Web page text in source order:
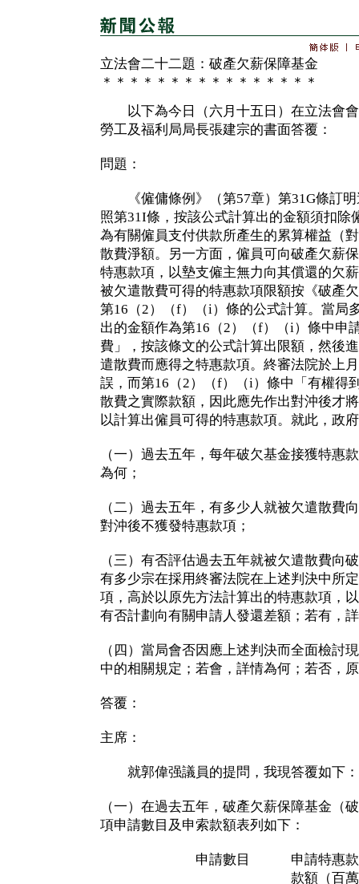
立法會二十二題：破產欠薪保障基金
＊＊＊＊＊＊＊＊＊＊＊＊＊＊＊＊
以下為今日（六月十五日）在立法會會
勞工及福利局局長張建宗的書面答覆：
問題：
《僱傭條例》（第57章）第31G條訂明
照第31I條，按該公式計算出的金額須扣除
為有關僱員支付供款所產生的累算權益（
散費淨額。另一方面，僱員可向破產欠薪
特惠款項，以墊支僱主無力向其償還的欠
被欠遣散費可得的特惠款項限額按《破產
第16（2）（f）（i）條的公式計算。當局
出的金額作為第16（2）（f）（i）條中申
費」，按該條文的公式計算出限額，然後
遣散費而應得之特惠款項。終審法院於上
誤，而第16（2）（f）（i）條中「有權得
散費之實際款額，因此應先作出對沖後才
以計算出僱員可得的特惠款項。就此，政
（一）過去五年，每年破欠基金接獲特惠
為何；
（二）過去五年，有多少人就被欠遣散費
對沖後不獲發特惠款項；
（三）有否評估過去五年就被欠遣散費向
有多少宗在採用終審法院在上述判決中所
項，高於以原先方法計算出的特惠款項，
有否計劃向有關申請人發還差額；若有，
（四）當局會否因應上述判決而全面檢討
中的相關規定；若會，詳情為何；若否，
答覆：
主席：
就郭偉强議員的提問，我現答覆如下：
（一）在過去五年，破產欠薪保障基金（
項申請數目及申索款額表列如下：
申請數目 申請特惠款
款額（百萬元